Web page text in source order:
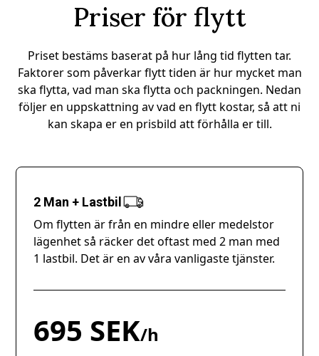
Priser för flytt
Priset bestäms baserat på hur lång tid flytten tar.
Faktorer som påverkar flytt tiden är hur mycket man
ska flytta, vad man ska flytta och packningen. Nedan
följer en uppskattning av vad en flytt kostar, så att ni
kan skapa er en prisbild att förhålla er till.
2 Man + Lastbil
Om flytten är från en mindre eller medelstor
lägenhet så räcker det oftast med 2 man med
1 lastbil. Det är en av våra vanligaste tjänster.
695 SEK/h